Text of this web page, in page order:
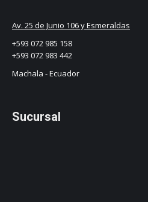
Av. 25 de Junio 106 y Esmeraldas
+593 072 985 158
+593 072 983 442
Machala - Ecuador
Sucursal